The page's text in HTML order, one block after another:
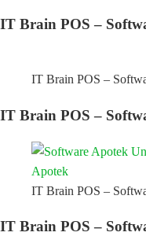
IT Brain POS –
IT Brain POS –
IT Brain POS –
IT Brain POS –
IT Brain POS –